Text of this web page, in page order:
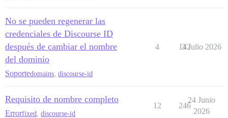
No se pueden regenerar las
credenciales de Discourse ID
después de cambiar el nombre
del dominio
Soportedomains discourse-id
4 142
3 Julio 2026
Requisito de nombre completo
Errorfixed discourse-id
12 246
24 Junio
2026